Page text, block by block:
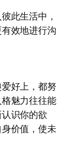
此生活中，
效地进行沟
好上，都努
魅力往往能
识你的欲
价值，使未